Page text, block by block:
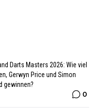
Darts Masters 2026: Wie viel
Gerwyn Price und Simon
gewinnen?
0